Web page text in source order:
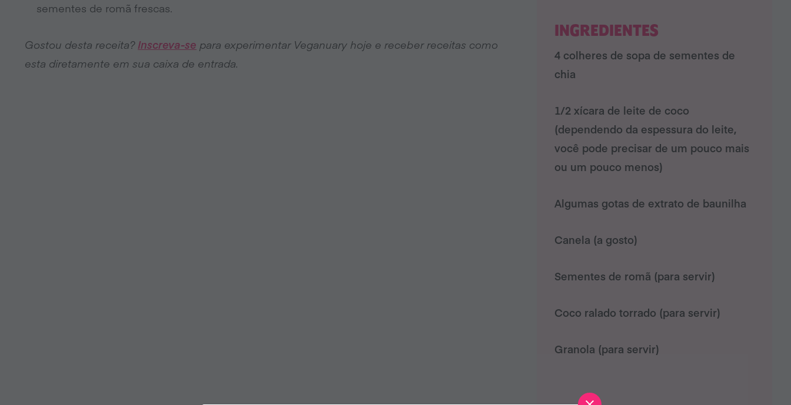
INGREDIENTES
4 colheres de sopa de sementes de
chia
1/2 xícara de leite de coco
(dependendo da espessura do leite,
você pode precisar de um pouco mais
ou um pouco menos)
Algumas gotas de extrato de baunilha
Canela (a gosto)
Sementes de romã (para servir)
Coco ralado torrado (para servir)
Granola (para servir)
sementes de romã frescas.
Gostou desta receita?Inscreva-se para experimentar Veganuary hoje e receber receitas como
esta diretamente em sua caixa de entrada.